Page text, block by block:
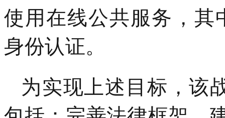
使用在线公共服务，其
身份认证。
为实现上述目标，该